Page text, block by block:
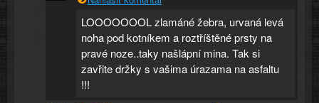
LOOOOOOOL zlamáné žebra, urvaná levá
noha pod kotníkem a roztříštěné prsty na
pravé noze..taky našlápní mina. Tak si
zavřite držky s vašima úrazama na asfaltu
!!!